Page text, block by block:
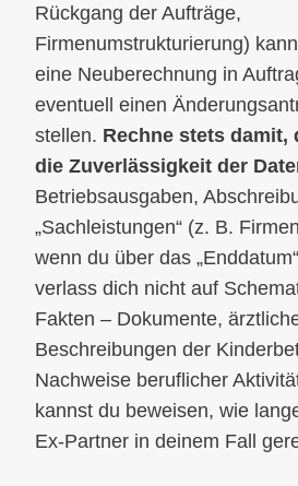
Rückgang der Aufträge,
Firmenumstrukturierung)
eine Neuberechnung in
eventuell einen
stellen. Rechne stets damit,
die Zuverlässigkeit der
Betriebsausgaben,
„Sachleistungen“ (z. B.
wenn du über das
verlass dich nicht auf
Fakten – Dokumente,
Beschreibungen der
Nachweise beruflicher
kannst du beweisen, wie
Ex-Partner in deinem Fall